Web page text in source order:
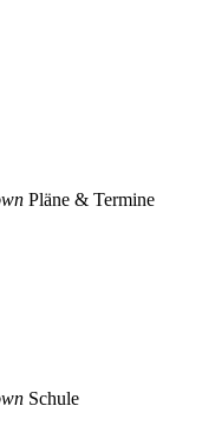
Pläne & Termine
Schule